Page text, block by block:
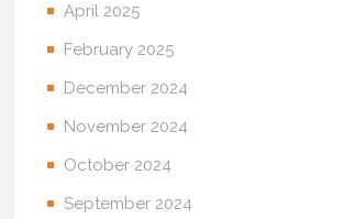
April 2025
February 2025
December 2024
November 2024
October 2024
September 2024